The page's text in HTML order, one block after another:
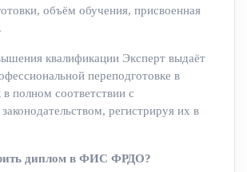
объём обучения, присвоенная
квалификации Эксперт выдаёт
переподготовке в
в полном соответствии с
регистрируя их в
диплом в ФИС ФРДО?